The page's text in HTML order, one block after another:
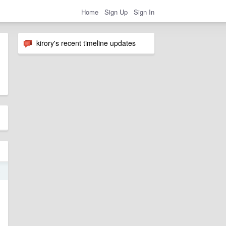
Home Sign Up Sign In
kirory's recent timeline updates